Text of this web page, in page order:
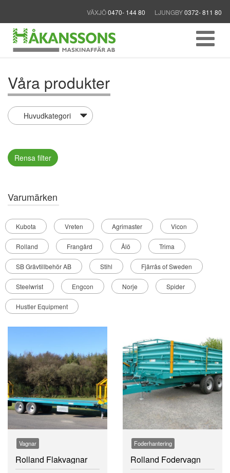
VÄXJÖ0470- 144 80 LJUNGBY0372- 811 80
Våra produkter
Rensa filter
Varumärken
Kubota Vreten Agrimaster Vicon
Rolland Frangård Ålö Trima
SB Grävtillbehör AB Stihl Fjärrås of Sweden
Steelwrist Engcon Norje Spider
Hustler Equipment
Vagnar
Rolland Flakvagnar
Foderhantering
Rolland Fodervagn